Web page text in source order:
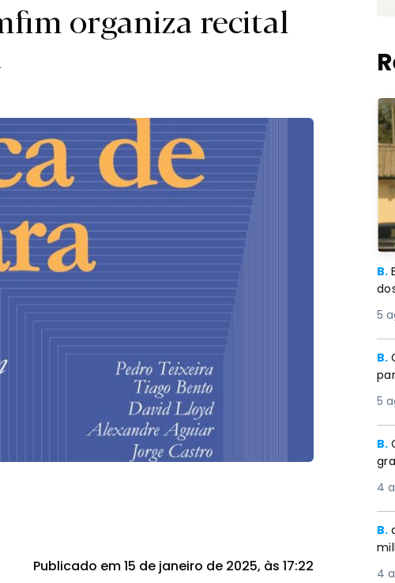
organiza recital
Publicado em 15 de janeiro de 2025, às 17:22
B.
5
B.
5
B.
4
B.
4